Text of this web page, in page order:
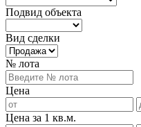
Подвид объекта
Вид сделки
№ лота
Цена
Цена за 1 кв.м.